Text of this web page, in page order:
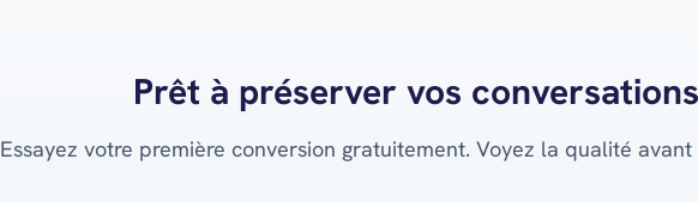
Prêt à préserver vos
Essayez votre première conversion gratuitement. Voyez la qualité avant